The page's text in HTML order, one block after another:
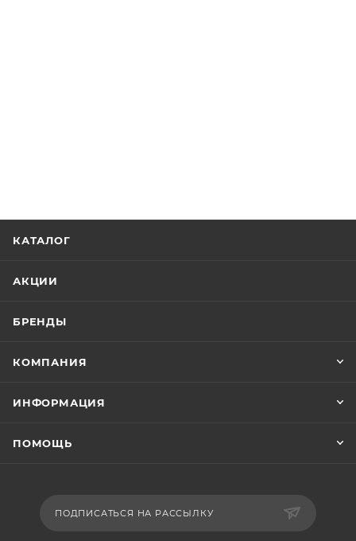
КАТАЛОГ
АКЦИИ
БРЕНДЫ
КОМПАНИЯ
ИНФОРМАЦИЯ
ПОМОЩЬ
ПОДПИСАТЬСЯ НА РАССЫЛКУ